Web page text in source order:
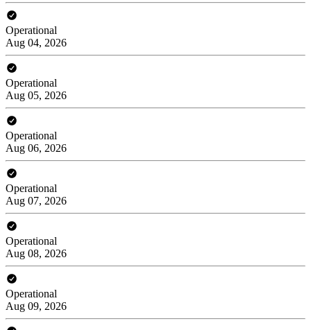
Operational
Aug 04, 2026
Operational
Aug 05, 2026
Operational
Aug 06, 2026
Operational
Aug 07, 2026
Operational
Aug 08, 2026
Operational
Aug 09, 2026